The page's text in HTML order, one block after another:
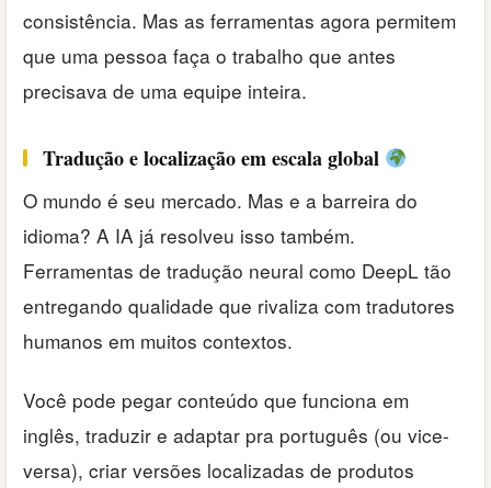
consistência. Mas as ferramentas agora permitem
que uma pessoa faça o trabalho que antes
precisava de uma equipe inteira.
Tradução e localização em escala global
O mundo é seu mercado. Mas e a barreira do
idioma? A IA já resolveu isso também.
Ferramentas de tradução neural como DeepL tão
entregando qualidade que rivaliza com tradutores
humanos em muitos contextos.
Você pode pegar conteúdo que funciona em
inglês, traduzir e adaptar pra português (ou vice-
versa), criar versões localizadas de produtos